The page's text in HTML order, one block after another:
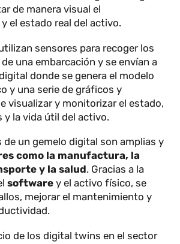
virtual utiliza sensores para
de la máquina que esta
de manera visual el
y el estado real del activo.
sensores para recoger los
una embarcación y se envían a
donde se genera el modelo
y una serie de gráficos y
visualizar y monitorizar el estado,
y la vida útil del activo.
de un gemelo digital son amplias y
como la manufactura, la
softwarey el activo físico, se